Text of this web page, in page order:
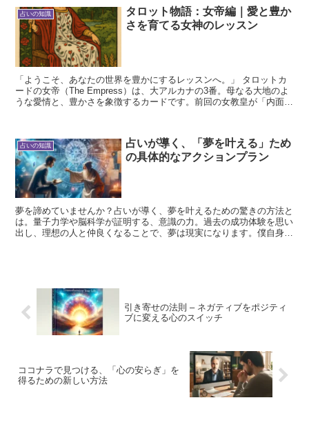
占いの知識
タロット物語：女帝編｜愛と豊か
さを育てる女神のレッスン
「ようこそ、あなたの世界を豊かにするレッスンへ。」 タロットカ
ードの女帝（The Empress）は、大アルカナの3番。母なる大地のよ
うな愛情と、豊かさを象徴するカードです。前回の女教皇が「内面の
占いの知識
占いが導く、「夢を叶える」ため
の具体的なアクションプラン
夢を諦めていませんか？占いが導く、夢を叶えるための驚きの方法と
は。量子力学や脳科学が証明する、意識の力。過去の成功体験を思い
出し、理想の人と仲良くなることで、夢は現実になります。僕自身、
引き寄せの法則 – ネガティブをポジティ
ブに変える心のスイッチ
ココナラで見つける、「心の安らぎ」を
得るための新しい方法